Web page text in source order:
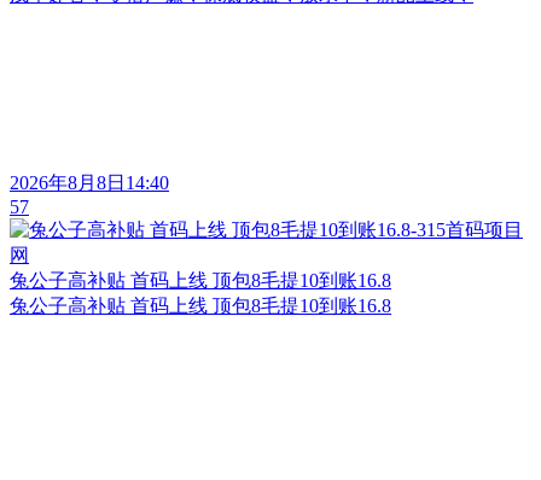
2026年8月8日14:40
57
兔公子高补贴 首码上线 顶包8毛提10到账16.8
兔公子高补贴 首码上线 顶包8毛提10到账16.8